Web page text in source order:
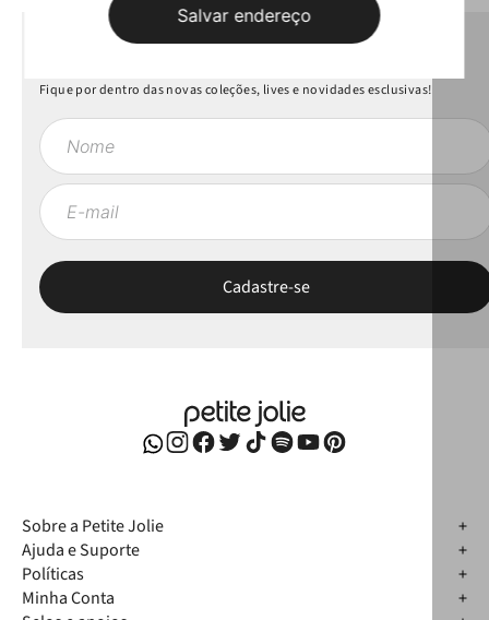
Salvar endereço
Fique por dentro das novas coleções, lives e novidades esclusivas!
Sobre a Petite Jolie
Ajuda e Suporte
Políticas
Minha Conta